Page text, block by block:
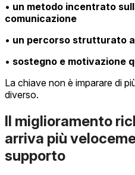
• un metodo incentrato
comunicazione
• un percorso strutturato
• sostegno e motivazione
La chiave non è imparare di
diverso.
Il miglioramento
arriva più
supporto